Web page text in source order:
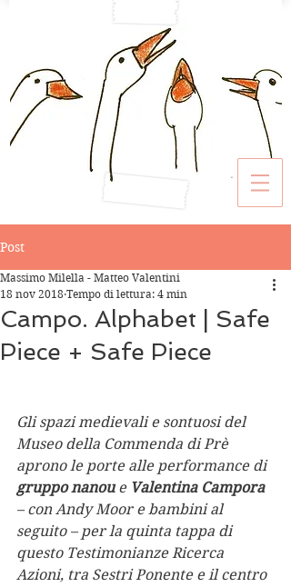
Post
Campo. Alphabet | Safe
Piece + Safe Piece
Massimo Milella - Matteo Valentini
18 nov 2018 Tempo di lettura: 4 min
Gli spazi medievali e sontuosi del
Museo della Commenda di Prè
aprono le porte alle performance di
gruppo nanou e Valentina Campora
– con Andy Moor e bambini al
seguito – per la quinta tappa di
questo Testimonianze Ricerca
Azioni, tra Sestri Ponente e il centro